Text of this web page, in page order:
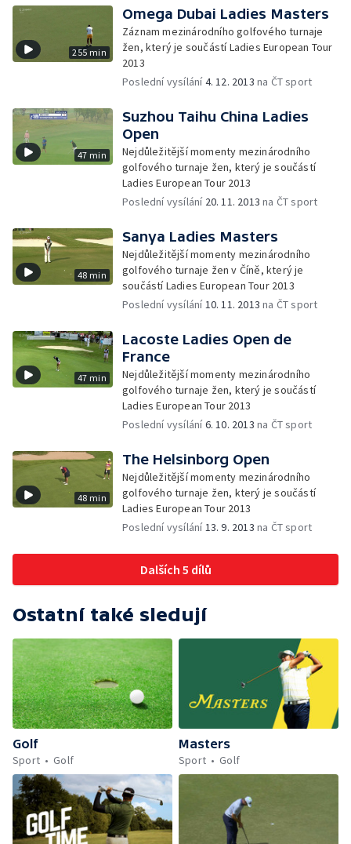
255 min
Omega Dubai Ladies Masters
Záznam mezinárodního golfového turnaje
žen, který je součástí Ladies European Tour
2013
Poslední vysílání4. 12. 2013 na ČT sport
47 min
Suzhou Taihu China Ladies
Open
Nejdůležitější momenty mezinárodního
golfového turnaje žen, který je součástí
Ladies European Tour 2013
Poslední vysílání 20. 11. 2013 na ČT sport
48 min
Sanya Ladies Masters
Nejdůležitější momenty mezinárodního
golfového turnaje žen v Číně, který je
součástí Ladies European Tour 2013
Poslední vysílání10. 11. 2013 na ČT sport
47 min
Lacoste Ladies Open de
France
Nejdůležitější momenty mezinárodního
golfového turnaje žen, který je součástí
Ladies European Tour 2013
Poslední vysílání6. 10. 2013 na ČT sport
48 min
The Helsinborg Open
Nejdůležitější momenty mezinárodního
golfového turnaje žen, který je součástí
Ladies European Tour 2013
Poslední vysílání13. 9. 2013 na ČT sport
Dalších 5 dílů
Ostatní také sledují
Golf
Sport
Golf
Masters
Sport
Golf